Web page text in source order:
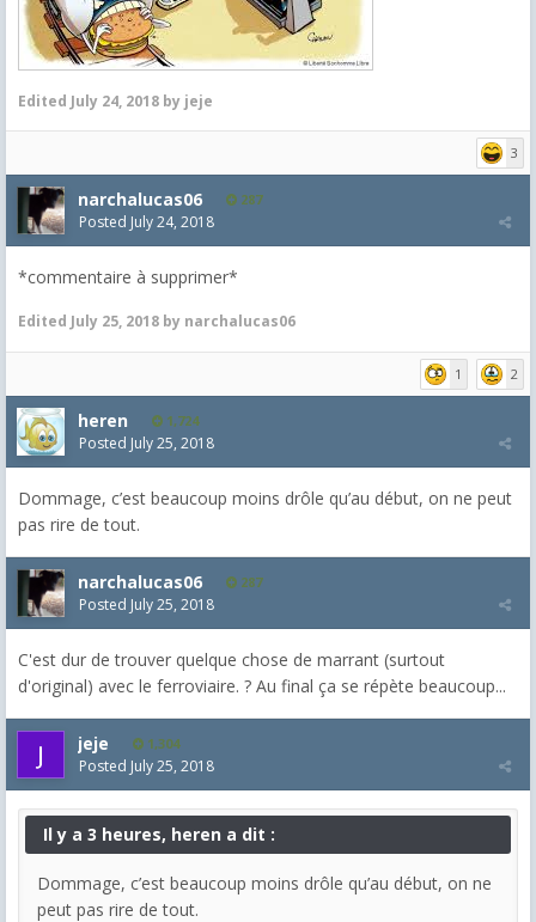
Edited July 24, 2018 by jeje
3
narchalucas06 287
Posted July 24, 2018
*commentaire à supprimer*
Edited July 25, 2018 by narchalucas06
1 2
heren 1,724
Posted July 25, 2018
Dommage, c’est beaucoup moins drôle qu’au début, on ne peut
pas rire de tout.
narchalucas06 287
Posted July 25, 2018
C'est dur de trouver quelque chose de marrant (surtout
d'original) avec le ferroviaire. ? Au final ça se répète beaucoup...
jeje 1,304
Posted July 25, 2018
Il y a 3 heures, heren a dit :
Dommage, c’est beaucoup moins drôle qu’au début, on ne
peut pas rire de tout.